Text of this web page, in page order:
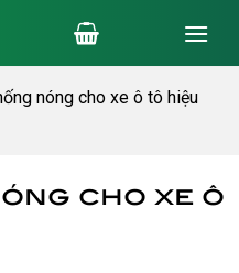
nóng cho xe ô tô hiệu
cho xe ô